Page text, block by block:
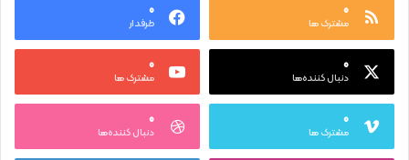
۰
مشترک ها
۰
طرفدار
۰
دنبال کننده‌ها
۰
مشترک ها
۰
مشترک ها
۰
دنبال کننده‌ها